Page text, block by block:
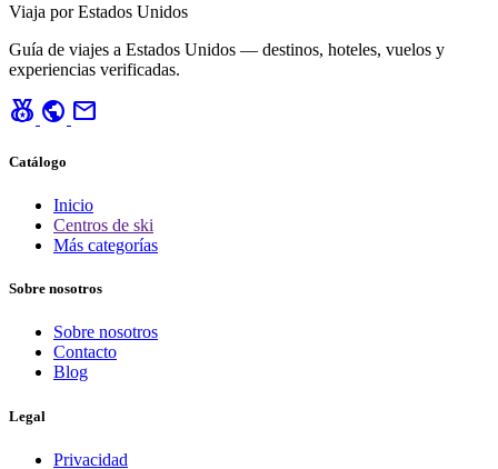
Viaja por Estados Unidos
Guía de viajes a Estados Unidos — destinos, hoteles, vuelos y
experiencias verificadas.
social_leaderboard public mail
Catálogo
Inicio
Centros de ski
Más categorías
Sobre nosotros
Sobre nosotros
Contacto
Blog
Legal
Privacidad